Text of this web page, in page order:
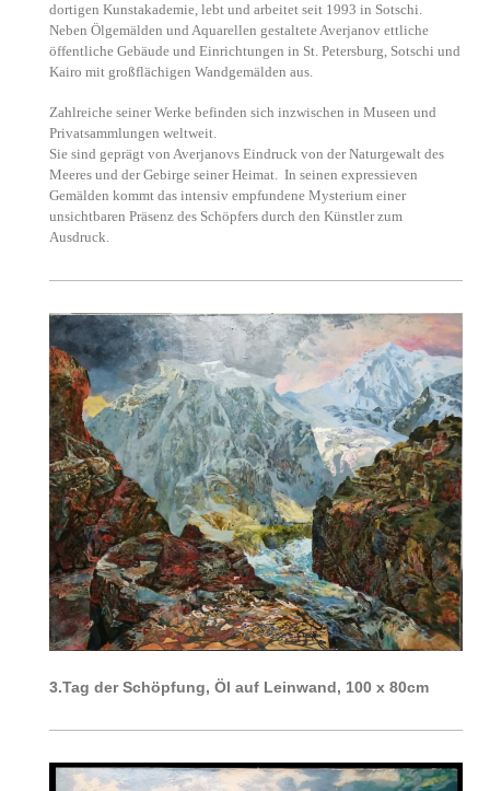
dortigen Kunstakademie, lebt und arbeitet seit 1993 in Sotschi.
Neben Ölgemälden und Aquarellen gestaltete Averjanov ettliche
öffentliche Gebäude und Einrichtungen in St. Petersburg, Sotschi und
Kairo mit großflächigen Wandgemälden aus.
Zahlreiche seiner Werke befinden sich inzwischen in Museen und
Privatsammlungen weltweit.
Sie sind geprägt von Averjanovs Eindruck von der Naturgewalt des
Meeres und der Gebirge seiner Heimat. In seinen expressieven
Gemälden kommt das intensiv empfundene Mysterium einer
unsichtbaren Präsenz des Schöpfers durch den Künstler zum
Ausdruck.
3.Tag der Schöpfung, Öl auf Leinwand, 100 x 80cm